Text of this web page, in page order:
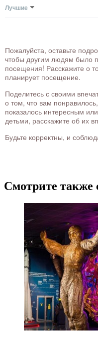
Лучшие
Пожалуйста, оставьте
чтобы другим людям было
посещения! Расскажите о
планирует посещение.
Поделитесь с своими
о том, что вам
показалось интересным
детьми, расскажите об их
Будьте корректны, и
Смотрите также